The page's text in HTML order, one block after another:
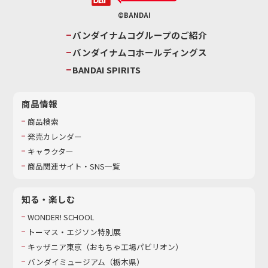
©BANDAI
バンダイナムコグループのご紹介
バンダイナムコホールディングス
BANDAI SPIRITS
商品情報
商品検索
発売カレンダー
キャラクター
商品関連サイト・SNS一覧
知る・楽しむ
WONDER! SCHOOL
トーマス・エジソン特別展
キッザニア東京（おもちゃ工場パビリオン）​
バンダイミュージアム（栃木県）